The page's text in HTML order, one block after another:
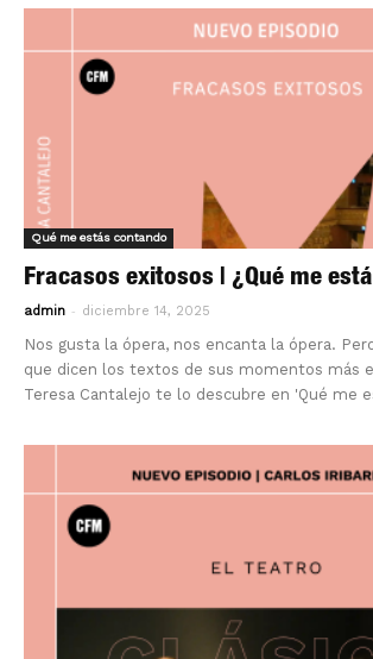
Qué me estás contando
Fracasos exitosos | ¿Qué me
admin - diciembre 14, 2025
Nos gusta la ópera, nos encanta la ópera.
que dicen los textos de sus momentos más
Teresa Cantalejo te lo descubre en 'Qué me